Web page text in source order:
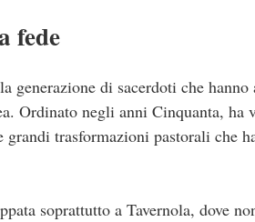
fede
generazione di sacerdoti che
Ordinato negli anni Cinquanta,
trasformazioni pastorali che
soprattutto a Tavernola, dove